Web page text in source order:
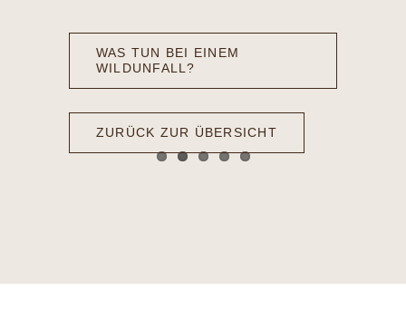
WAS TUN BEI EINEM
WILDUNFALL?
ZURÜCK ZUR ÜBERSICHT